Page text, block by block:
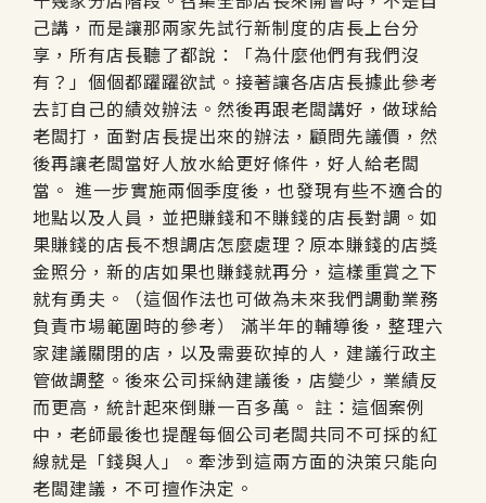
己講，而是讓那兩家先試行新制度的店長上台分
享，所有店長聽了都說：「為什麼他們有我們沒
有？」個個都躍躍欲試。接著讓各店店長據此參考
去訂自己的績效辦法。然後再跟老闆講好，做球給
老闆打，面對店長提出來的辦法，顧問先議價，然
後再讓老闆當好人放水給更好條件，好人給老闆
當。 進一步實施兩個季度後，也發現有些不適合的
地點以及人員，並把賺錢和不賺錢的店長對調。如
果賺錢的店長不想調店怎麼處理？原本賺錢的店獎
金照分，新的店如果也賺錢就再分，這樣重賞之下
就有勇夫。（這個作法也可做為未來我們調動業務
負責市場範圍時的參考） 滿半年的輔導後，整理六
家建議關閉的店，以及需要砍掉的人，建議行政主
管做調整。後來公司採納建議後，店變少，業績反
而更高，統計起來倒賺一百多萬。 註：這個案例
中，老師最後也提醒每個公司老闆共同不可採的紅
線就是「錢與人」。牽涉到這兩方面的決策只能向
老闆建議，不可擅作決定。